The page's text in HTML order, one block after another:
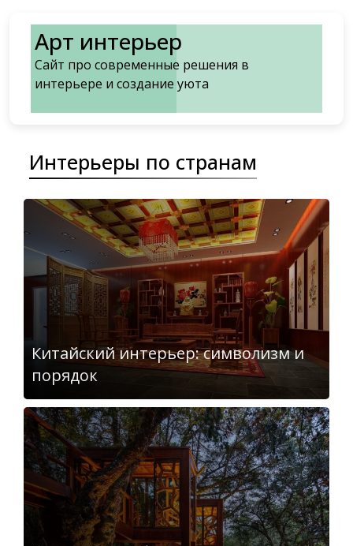
содержимому
Арт интерьер
Сайт про современные решения в
интерьере и создание уюта
Интерьеры по странам
Китайский интерьер: символизм и
порядок